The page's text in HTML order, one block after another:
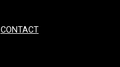
CONTACT